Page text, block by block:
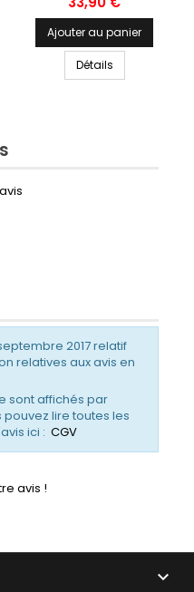
Ajouter au panier
Détails
2017 relatif
relatives aux avis en
sont affichés par
lire toutes les
ici : CGV
avis !
